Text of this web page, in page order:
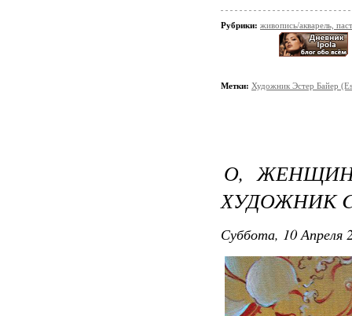
Рубрики: живопись/акварель,
Метки: Художник Эстер Байер
О,
ХУДОЖНИК
Суббота, 10 Апреля